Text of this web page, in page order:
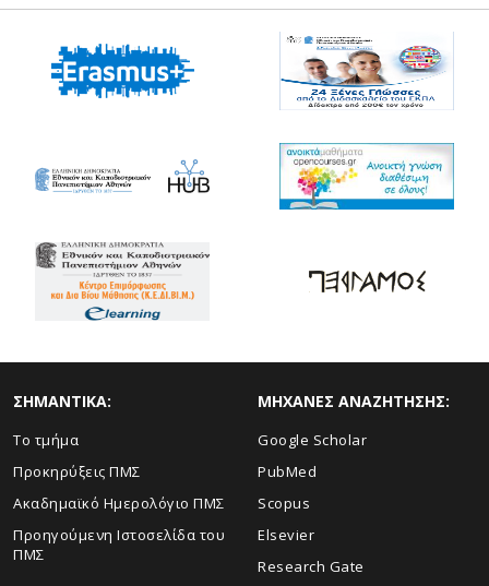
ΣΗΜΑΝΤΙΚΑ:
Το τμήμα
Προκηρύξεις ΠΜΣ
Ακαδημαϊκό Ημερολόγιο ΠΜΣ
Προηγούμενη Ιστοσελίδα του
ΠΜΣ
ΜΗΧΑΝΕΣ ΑΝΑΖΗΤΗΣΗΣ:
Google Scholar
PubMed
Scopus
Elsevier
Research Gate